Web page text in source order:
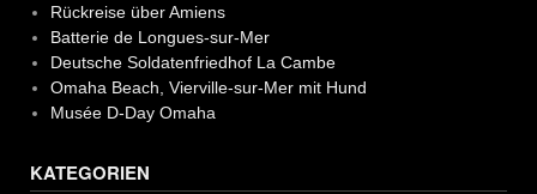
Rückreise über Amiens
Batterie de Longues-sur-Mer
Deutsche Soldatenfriedhof La Cambe
Omaha Beach, Vierville-sur-Mer mit Hund
Musée D-Day Omaha
KATEGORIEN